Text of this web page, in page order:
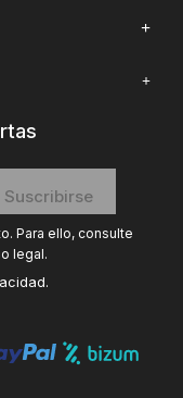
Para ello, consulte
legal.
.